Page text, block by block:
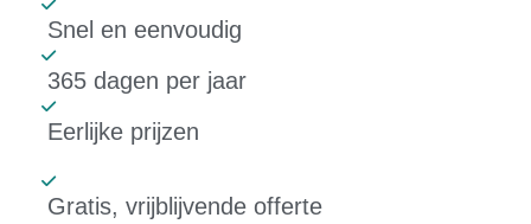
Snel en eenvoudig
365 dagen per jaar
Eerlijke prijzen
Gratis, vrijblijvende offerte